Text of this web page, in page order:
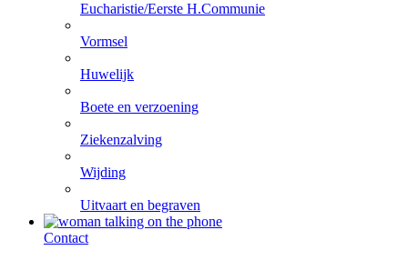
Eucharistie/Eerste H.Communie
Vormsel
Huwelijk
Boete en verzoening
Ziekenzalving
Wijding
Uitvaart en begraven
Contact